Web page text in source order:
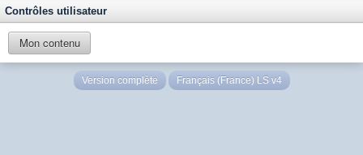
Contrôles utilisateur
Mon contenu
Version complète Français (France) LS v4